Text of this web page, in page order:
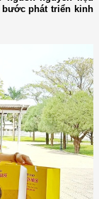
phát triển kinh